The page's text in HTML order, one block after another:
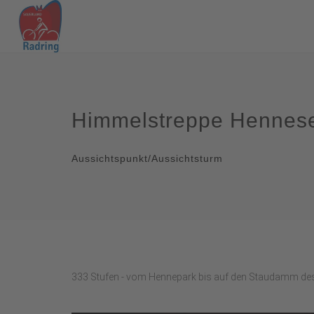
Himmelstreppe
Aussichtspunkt/Aussichtsturm
333 Stufen - vom Hennepark bis auf den Staudamm